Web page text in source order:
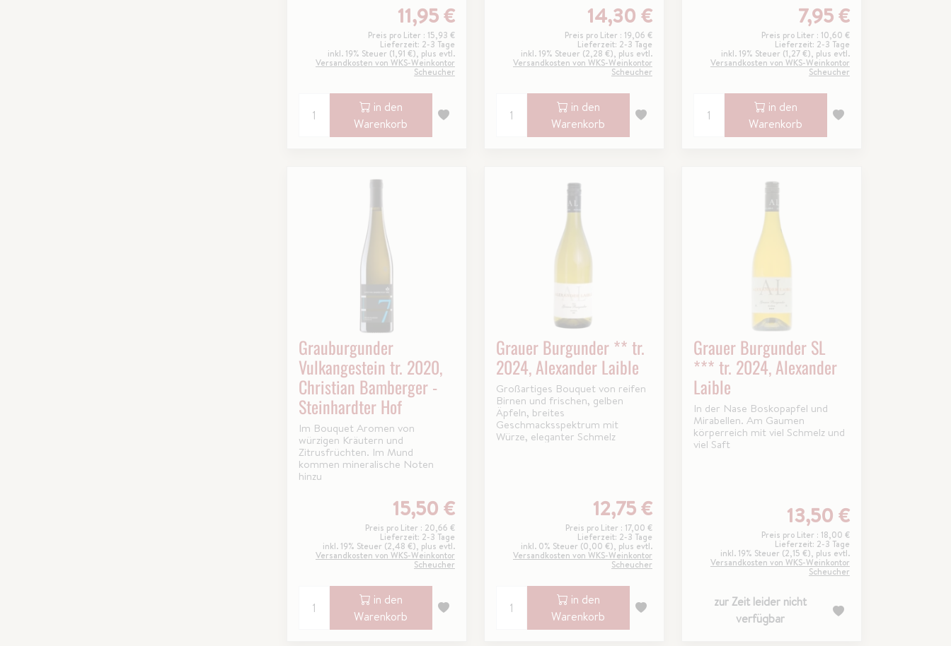
11,95 €
Preis pro Liter : 15,93 €
Lieferzeit: 2-3 Tage
inkl. 19% Steuer (1,91 €), plus evtl.
Versandkosten von WKS-Weinkontor
Scheucher
in den
Warenkorb
14,30 €
Preis pro Liter : 19,06 €
Lieferzeit: 2-3 Tage
inkl. 19% Steuer (2,28 €), plus evtl.
Versandkosten von WKS-Weinkontor
Scheucher
in den
Warenkorb
7,95 €
Preis pro Liter : 10,60 €
Lieferzeit: 2-3 Tage
inkl. 19% Steuer (1,27 €), plus evtl.
Versandkosten von WKS-Weinkontor
Scheucher
in den
Warenkorb
Grauburgunder
Vulkangestein tr. 2020,
Christian Bamberger -
Steinhardter Hof
Im Bouquet Aromen von
würzigen Kräutern und
Zitrusfrüchten. Im Mund
kommen mineralische Noten
hinzu
15,50 €
Preis pro Liter : 20,66 €
Lieferzeit: 2-3 Tage
inkl. 19% Steuer (2,48 €), plus evtl.
Versandkosten von WKS-Weinkontor
Scheucher
in den
Warenkorb
Grauer Burgunder ** tr.
2024, Alexander Laible
Großartiges Bouquet von reifen
Birnen und frischen, gelben
Äpfeln, breites
Geschmacksspektrum mit
Würze, eleganter Schmelz
12,75 €
Preis pro Liter : 17,00 €
Lieferzeit: 2-3 Tage
inkl. 0% Steuer (0,00 €), plus evtl.
Versandkosten von WKS-Weinkontor
Scheucher
in den
Warenkorb
Grauer Burgunder SL
*** tr. 2024, Alexander
Laible
In der Nase Boskopapfel und
Mirabellen. Am Gaumen
körperreich mit viel Schmelz und
viel Saft
13,50 €
Preis pro Liter : 18,00 €
Lieferzeit: 2-3 Tage
inkl. 19% Steuer (2,15 €), plus evtl.
Versandkosten von WKS-Weinkontor
Scheucher
zur Zeit leider nicht
verfügbar